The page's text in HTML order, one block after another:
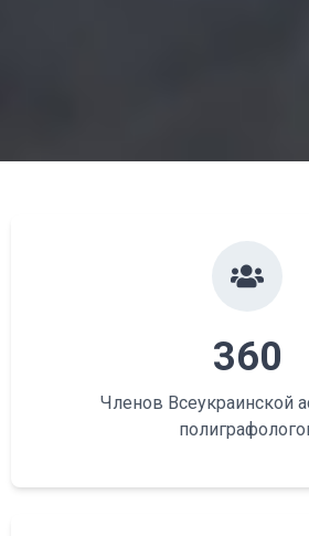
360
Членов Всеукраинской